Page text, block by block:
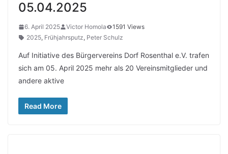
05.04.2025
6. April 2025 Victor Homola
1591 Views
2025, Frühjahrsputz, Peter Schulz
Auf Initiative des Bürgervereins Dorf Rosenthal e.V. trafen
sich am 05. April 2025 mehr als 20 Vereinsmitglieder und
andere aktive
Read More